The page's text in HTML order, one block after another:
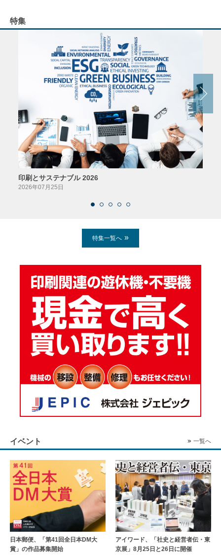
特集
印刷とサステナブル 2026
2026年07月25日
特集一覧へ
イベント 一覧へ
日本郵便、「第41回全日本DM大
賞」の作品募集開始
アイワード、「社史と経営者伝・東
京展」8月25日と26日に開催